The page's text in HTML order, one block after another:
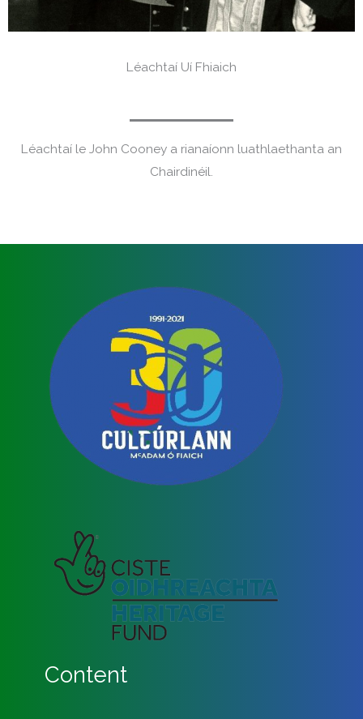
Léachtaí Uí Fhiaich
Léachtaí le John Cooney a rianaíonn luathlaethanta an
Chairdinéil.
Content